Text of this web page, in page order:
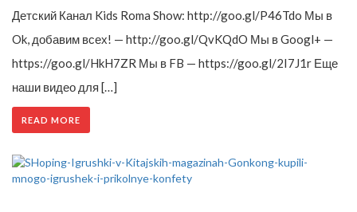
Детский Канал Kids Roma Show: http://goo.gl/P46Tdo Мы в
Ok, добавим всех! — http://goo.gl/QvKQdO Мы в Googl+ —
https://goo.gl/HkH7ZR Мы в FB — https://goo.gl/2I7J1r Еще
наши видео для […]
READ MORE